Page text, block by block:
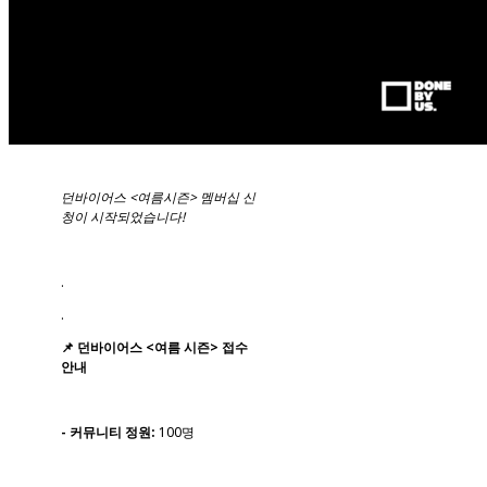
던바이어스 <여름시즌> 멤버십 신
청이 시작되었습니다!
.
.
📌 던바이어스 <여름 시즌> 접수
안내
- 커뮤니티 정원: 100명